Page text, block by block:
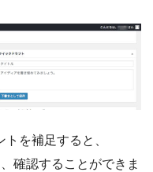
を補足すると、
確認することができま